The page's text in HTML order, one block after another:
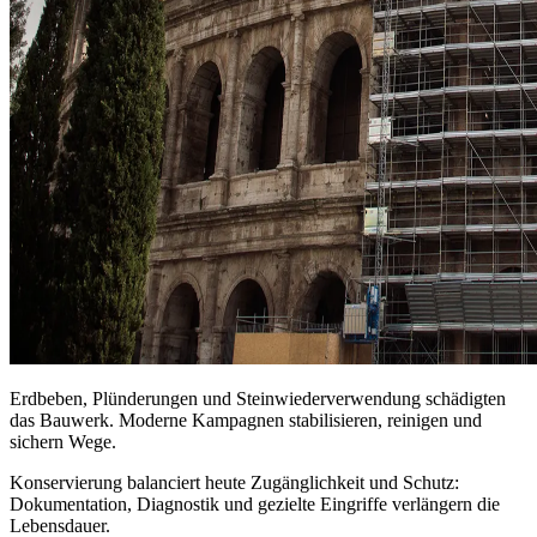
Erdbeben, Plünderungen und Steinwiederverwendung schädigten
das Bauwerk. Moderne Kampagnen stabilisieren, reinigen und
sichern Wege.
Konservierung balanciert heute Zugänglichkeit und Schutz:
Dokumentation, Diagnostik und gezielte Eingriffe verlängern die
Lebensdauer.